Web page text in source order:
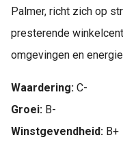
Palmer, richt zich op
presterende
omgevingen en
Waardering: C-
Groei: B-
Winstgevendheid: B+